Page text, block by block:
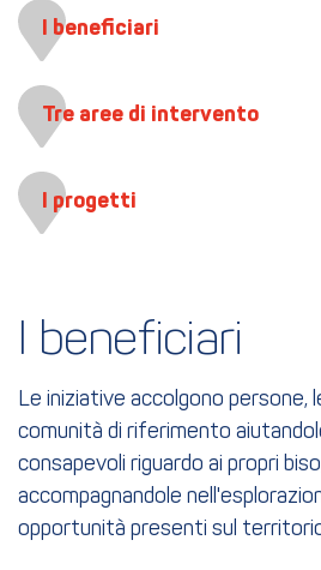
I beneficiari
Tre aree di intervento
I progetti
I beneficiari
Le iniziative accolgono persone,
comunità di riferimento
consapevoli riguardo ai propri
accompagnandole
opportunità presenti sul